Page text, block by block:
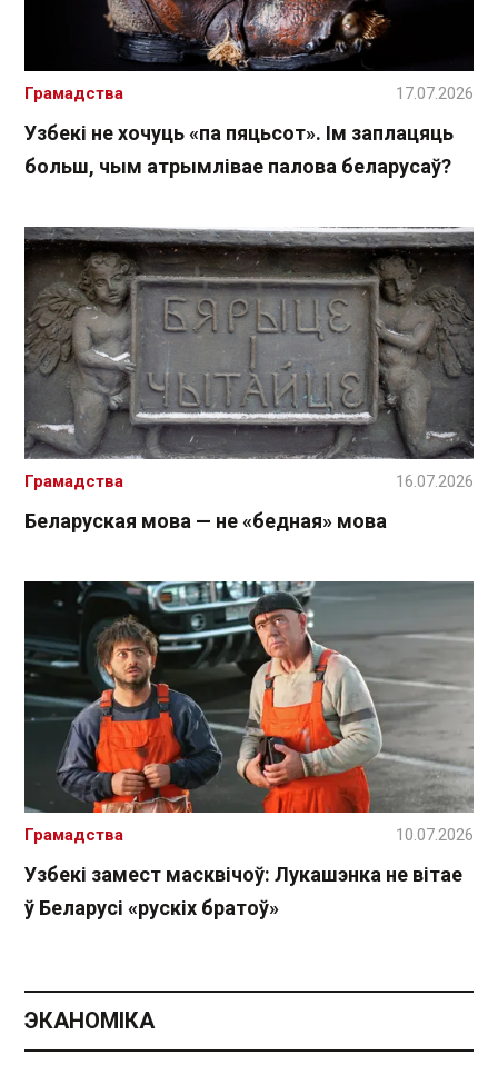
Узбекі не хочуць «па пяцьсот». Ім заплацяць
больш, чым атрымлівае палова беларусаў?
Грамадства 17.07.2026
Беларуская мова — не «бедная» мова
Грамадства 16.07.2026
Узбекі замест масквічоў: Лукашэнка не вітае
ў Беларусі «рускіх братоў»
Грамадства 10.07.2026
ЭКАНОМІКА